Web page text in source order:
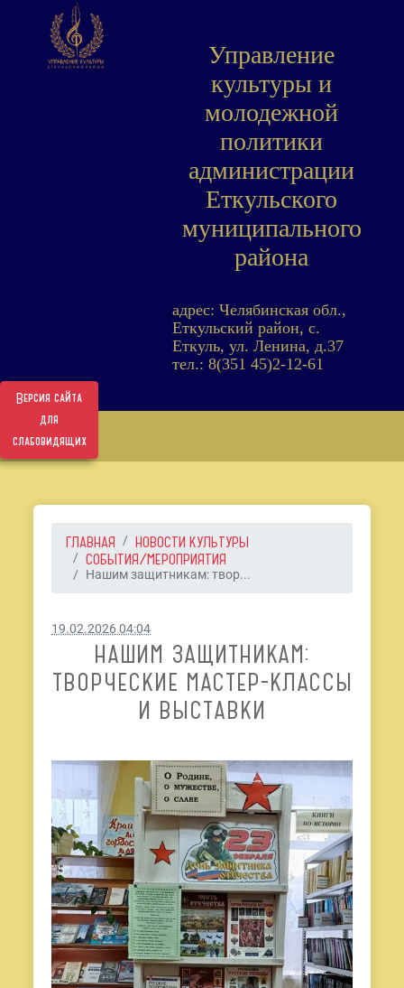
Версия сайта
для
слабовидящих
Управление
культуры и
молодежной
политики
администрации
Еткульского
муниципального
района
адрес: Челябинская обл.,
Еткульский район, с.
Еткуль, ул. Ленина, д.37
тел.: 8(351 45)2-12-61
ГЛАВНАЯ
НОВОСТИ КУЛЬТУРЫ
СОБЫТИЯ/МЕРОПРИЯТИЯ
Нашим защитникам: твор...
19.02.2026 04:04
НАШИМ ЗАЩИТНИКАМ:
ТВОРЧЕСКИЕ МАСТЕР-КЛАССЫ
И ВЫСТАВКИ